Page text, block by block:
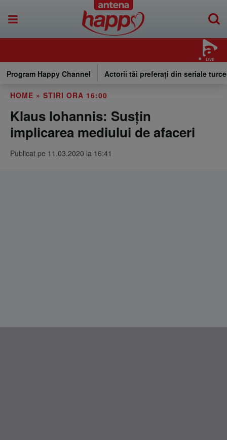
LIVE
Program Happy Channel Actorii tăi preferați din seriale
HOME » STIRI ORA 16:00
Klaus Iohannis: Susţin
implicarea mediului de afaceri
Publicat pe 11.03.2020 la 16:41